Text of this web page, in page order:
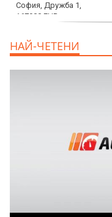
НАЙ-ЧЕТЕНИ